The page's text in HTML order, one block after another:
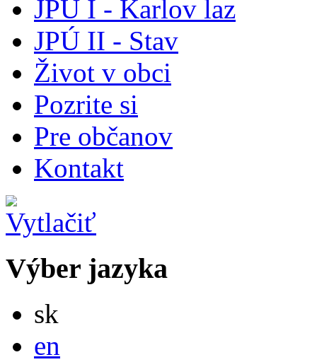
JPÚ I - Karlov laz
JPÚ II - Stav
Život v obci
Pozrite si
Pre občanov
Kontakt
Výber jazyka
sk
en